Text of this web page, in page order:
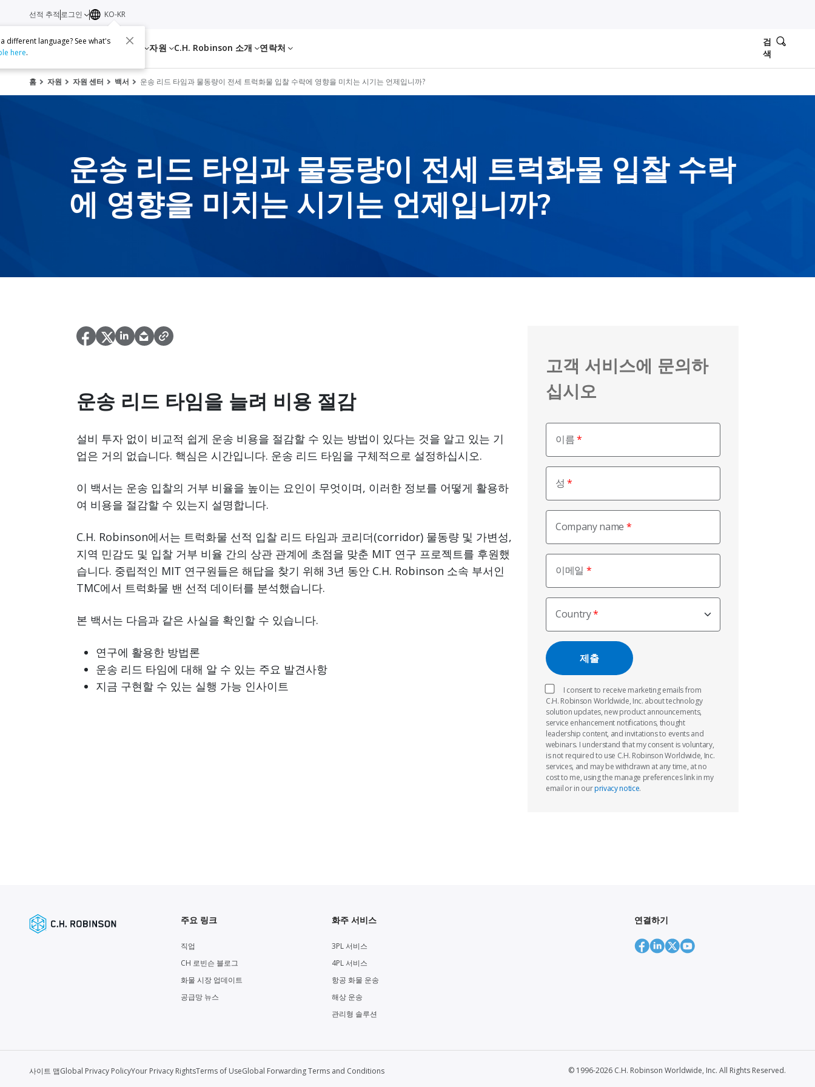
서비스 자원 C.H. Robinson 소개 연락처
선적 추적 로그인 KO-KR
different language? See what's
here.
검
색
홈 자원 자원 센터 백서 운송 리드 타임과 물동량이 전세 트럭화물 입찰 수락에 영향을 미치는 시기는 언제입니까?
운송 리드 타임과 물동량이 전세 트럭화물 입찰 수락
에 영향을 미치는 시기는 언제입니까?
고객 서비스에 문의하
십시오
이름
성
Company name
이메일
Country
I consent to receive marketing emails from
C.H. Robinson Worldwide, Inc. about technology
solution updates, new product announcements,
service enhancement notifications, thought
leadership content, and invitations to events and
webinars. I understand that my consent is voluntary,
is not required to use C.H. Robinson Worldwide, Inc.
services, and may be withdrawn at any time, at no
cost to me, using the manage preferences link in my
email or in ourprivacy notice.
운송 리드 타임을 늘려 비용 절감
설비 투자 없이 비교적 쉽게 운송 비용을 절감할 수 있는 방법이 있다는 것을 알고 있는 기
업은 거의 없습니다. 핵심은 시간입니다. 운송 리드 타임을 구체적으로 설정하십시오.
이 백서는 운송 입찰의 거부 비율을 높이는 요인이 무엇이며, 이러한 정보를 어떻게 활용하
여 비용을 절감할 수 있는지 설명합니다.
C.H. Robinson에서는 트럭화물 선적 입찰 리드 타임과 코리더(corridor) 물동량 및 가변성,
지역 민감도 및 입찰 거부 비율 간의 상관 관계에 초점을 맞춘 MIT 연구 프로젝트를 후원했
습니다. 중립적인 MIT 연구원들은 해답을 찾기 위해 3년 동안 C.H. Robinson 소속 부서인
TMC에서 트럭화물 밴 선적 데이터를 분석했습니다.
본 백서는 다음과 같은 사실을 확인할 수 있습니다.
연구에 활용한 방법론
운송 리드 타임에 대해 알 수 있는 주요 발견사항
지금 구현할 수 있는 실행 가능 인사이트
주요 링크
직업
CH 로빈슨 블로그
화물 시장 업데이트
공급망 뉴스
화주 서비스
3PL 서비스
4PL 서비스
항공 화물 운송
해상 운송
관리형 솔루션
연결하기
사이트 맵Global Privacy PolicyYour Privacy RightsTerms of UseGlobal Forwarding Terms and Conditions © 1996-2026 C.H. Robinson Worldwide, Inc. All Rights Reserved.